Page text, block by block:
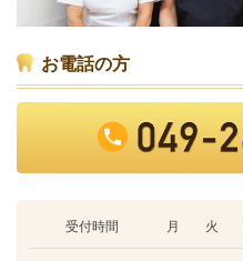
お電話の方
受付時間 月 火